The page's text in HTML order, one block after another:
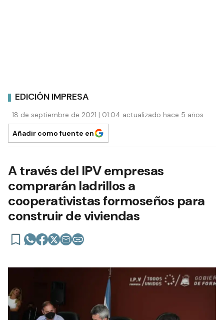
EDICIÓN IMPRESA
18 de septiembre de 2021 | 01:04 actualizado hace 5 años
Añadir como fuente en
A través del IPV empresas
comprarán ladrillos a
cooperativistas formoseños para
construir de viviendas